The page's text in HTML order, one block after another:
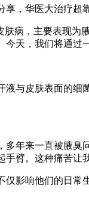
享，华医大治疗超
肤病，主要表现
天，我们将通过
液与皮肤表面的
多年来一直被腋
手臂。这种痛苦让
影响他们的日常